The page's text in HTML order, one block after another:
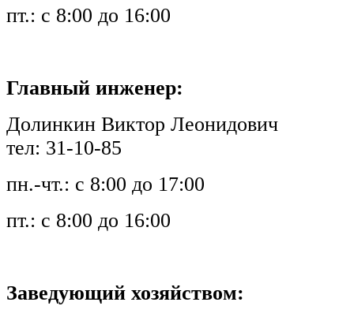
пт.: с 8:00 до 16:00
Главный инженер:
Долинкин Виктор Леонидович
тел: 31-10-85
пн.-чт.: с 8:00 до 17:00
пт.: с 8:00 до 16:00
Заведующий хозяйством: